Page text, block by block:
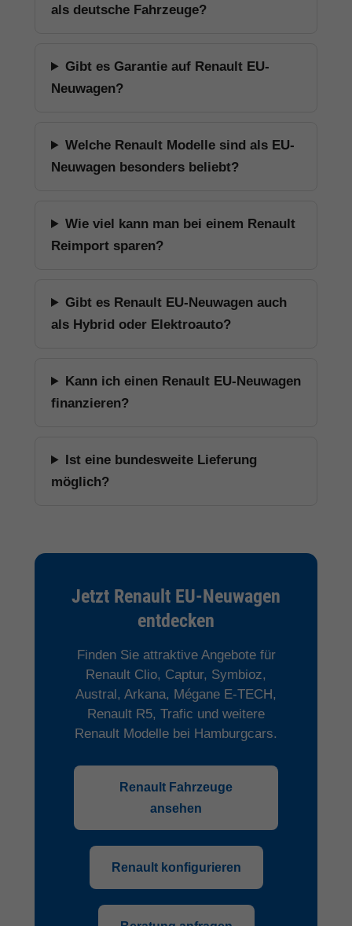
als deutsche Fahrzeuge?
Gibt es Garantie auf Renault EU-
Neuwagen?
Welche Renault Modelle sind als EU-
Neuwagen besonders beliebt?
Wie viel kann man bei einem Renault
Reimport sparen?
Gibt es Renault EU-Neuwagen auch
als Hybrid oder Elektroauto?
Kann ich einen Renault EU-Neuwagen
finanzieren?
Ist eine bundesweite Lieferung
möglich?
Jetzt Renault EU-Neuwagen
entdecken
Finden Sie attraktive Angebote für
Renault Clio, Captur, Symbioz,
Austral, Arkana, Mégane E-TECH,
Renault R5, Trafic und weitere
Renault Modelle bei Hamburgcars.
Renault Fahrzeuge
ansehen
Renault konfigurieren